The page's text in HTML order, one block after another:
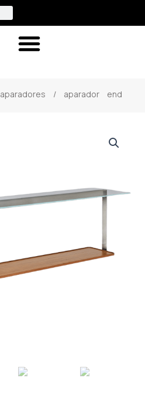
aparadores / aparador end